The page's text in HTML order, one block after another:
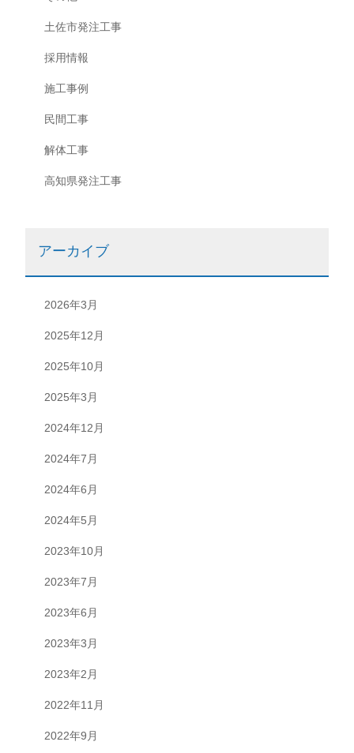
土佐市発注工事
採用情報
施工事例
民間工事
解体工事
高知県発注工事
アーカイブ
2026年3月
2025年12月
2025年10月
2025年3月
2024年12月
2024年7月
2024年6月
2024年5月
2023年10月
2023年7月
2023年6月
2023年3月
2023年2月
2022年11月
2022年9月